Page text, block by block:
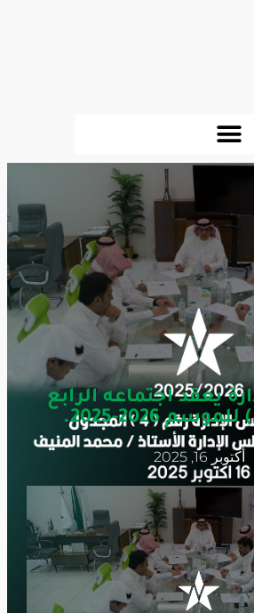
يعقد اجتماعه الرابع
2026-2025.
أكتوبر 16, 2025